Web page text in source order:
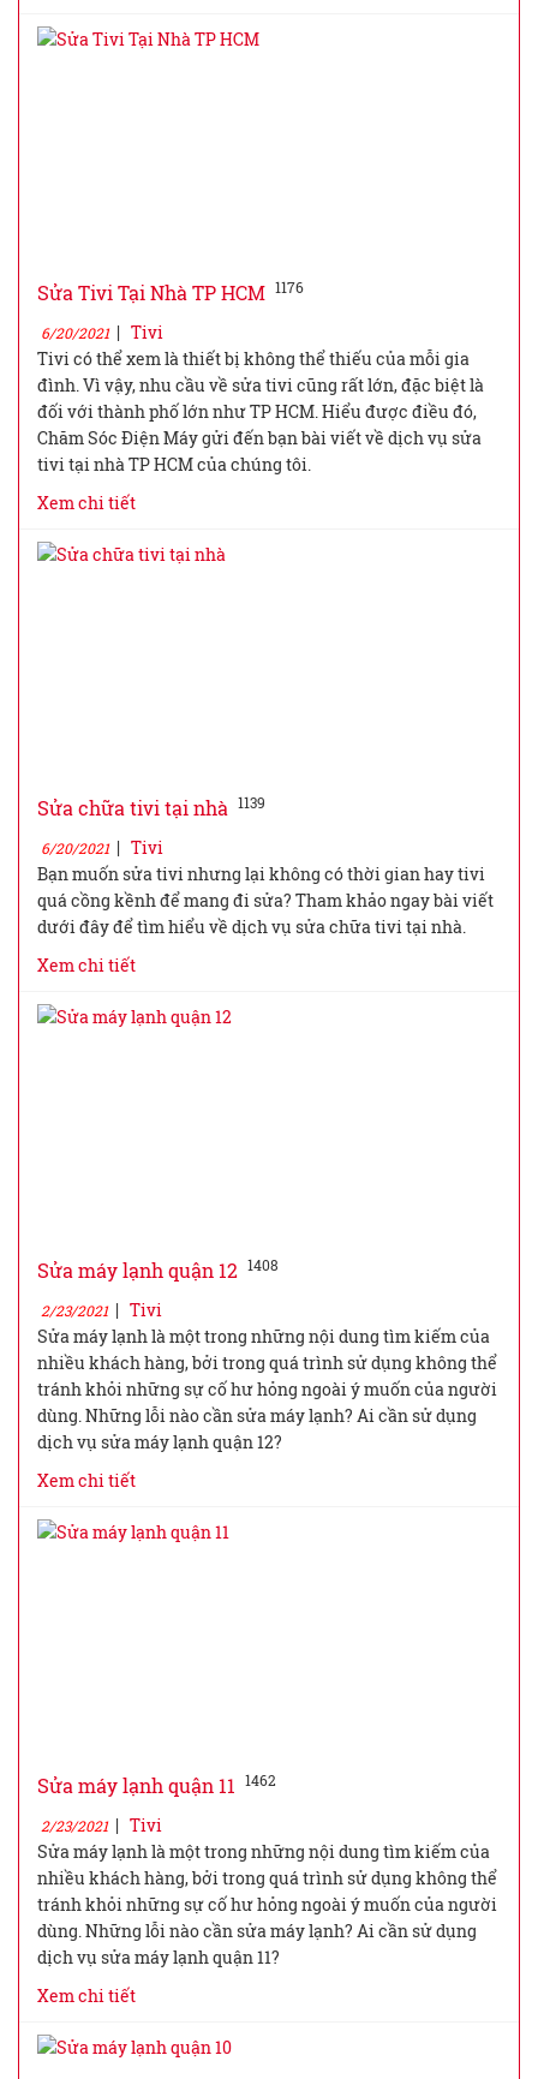
Sửa Tivi Tại Nhà TP HCM 1176
6/20/2021| Tivi
Tivi có thể xem là thiết bị không thể thiếu của mỗi gia
đình. Vì vậy, nhu cầu về sửa tivi cũng rất lớn, đặc biệt là
đối với thành phố lớn như TP HCM. Hiểu được điều đó,
Chăm Sóc Điện Máy gửi đến bạn bài viết về dịch vụ sửa
tivi tại nhà TP HCM của chúng tôi.
Xem chi tiết
Sửa chữa tivi tại nhà 1139
6/20/2021| Tivi
Bạn muốn sửa tivi nhưng lại không có thời gian hay tivi
quá cồng kềnh để mang đi sửa? Tham khảo ngay bài viết
dưới đây để tìm hiểu về dịch vụ sửa chữa tivi tại nhà.
Xem chi tiết
Sửa máy lạnh quận 12 1408
2/23/2021| Tivi
Sửa máy lạnh là một trong những nội dung tìm kiếm của
nhiều khách hàng, bởi trong quá trình sử dụng không thể
tránh khỏi những sự cố hư hỏng ngoài ý muốn của người
dùng. Những lỗi nào cần sửa máy lạnh? Ai cần sử dụng
dịch vụ sửa máy lạnh quận 12?
Xem chi tiết
Sửa máy lạnh quận 11 1462
2/23/2021| Tivi
Sửa máy lạnh là một trong những nội dung tìm kiếm của
nhiều khách hàng, bởi trong quá trình sử dụng không thể
tránh khỏi những sự cố hư hỏng ngoài ý muốn của người
dùng. Những lỗi nào cần sửa máy lạnh? Ai cần sử dụng
dịch vụ sửa máy lạnh quận 11?
Xem chi tiết